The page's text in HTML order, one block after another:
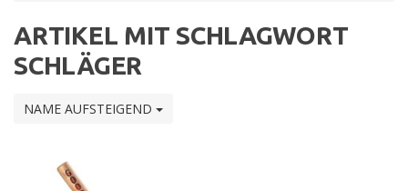
ARTIKEL MIT SCHLAGWORT
SCHLÄGER
NAME AUFSTEIGEND